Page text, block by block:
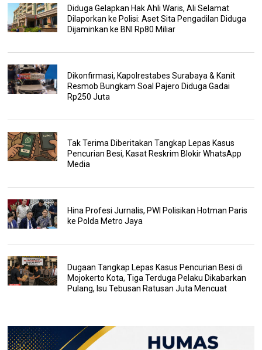
Diduga Gelapkan Hak Ahli Waris, Ali Selamat
Dilaporkan ke Polisi: Aset Sita Pengadilan Diduga
Dijaminkan ke BNI Rp80 Miliar
Dikonfirmasi, Kapolrestabes Surabaya & Kanit
Resmob Bungkam Soal Pajero Diduga Gadai
Rp250 Juta
Tak Terima Diberitakan Tangkap Lepas Kasus
Pencurian Besi, Kasat Reskrim Blokir WhatsApp
Media
Hina Profesi Jurnalis, PWI Polisikan Hotman Paris
ke Polda Metro Jaya
Dugaan Tangkap Lepas Kasus Pencurian Besi di
Mojokerto Kota, Tiga Terduga Pelaku Dikabarkan
Pulang, Isu Tebusan Ratusan Juta Mencuat